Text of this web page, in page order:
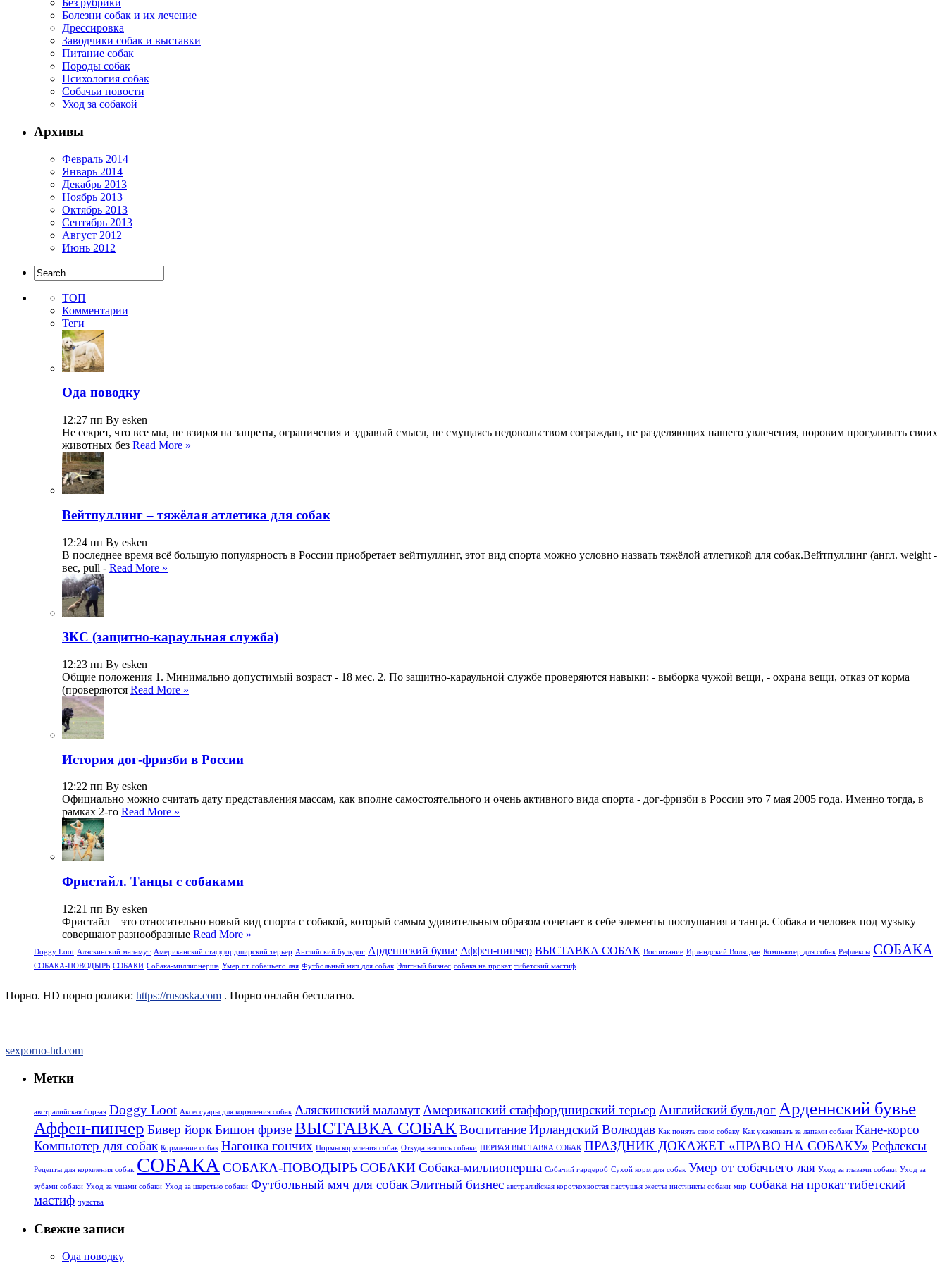
Без рубрики
Болезни собак и их лечение
Дрессировка
Заводчики собак и выставки
Питание собак
Породы собак
Психология собак
Собачьи новости
Уход за собакой
Архивы
Февраль 2014
Январь 2014
Декабрь 2013
Ноябрь 2013
Октябрь 2013
Сентябрь 2013
Август 2012
Июнь 2012
ТОП
Комментарии
Теги
Ода поводку
12:27 пп By esken
Не секрет, что все мы, не взирая на запреты, ограничения и здравый смысл, не смущаясь недовольством сограждан, не разделяющих нашего увлечения, норовим прогуливать своих
животных без Read More »
Вейтпуллинг – тяжёлая атлетика для собак
12:24 пп By esken
В последнее время всё большую популярность в России приобретает вейтпуллинг, этот вид спорта можно условно назвать тяжёлой атлетикой для собак.Вейтпуллинг (англ. weight -
вес, pull - Read More »
ЗКС (защитно-караульная служба)
12:23 пп By esken
Общие положения 1. Минимально допустимый возраст - 18 мес. 2. По защитно-караульной службе проверяются навыки: - выборка чужой вещи, - охрана вещи, отказ от корма
(проверяются Read More »
История дог-фризби в России
12:22 пп By esken
Официально можно считать дату представления массам, как вполне самостоятельного и очень активного вида спорта - дог-фризби в России это 7 мая 2005 года. Именно тогда, в
рамках 2-го Read More »
Фристайл. Танцы с собаками
12:21 пп By esken
Фристайл – это относительно новый вид спорта с собакой, который самым удивительным образом сочетает в себе элементы послушания и танца. Собака и человек под музыку
совершают разнообразные Read More »
Doggy Loot Аляскинский маламут Американский стаффордширский терьер Английский бульдог Арденнский бувье Аффен-пинчер ВЫСТАВКА СОБАК Воспитание Ирландский Волкодав Компьютер для собак Рефлексы СОБАКА
СОБАКА-ПОВОДЫРЬ СОБАКИ Собака-миллионерша Умер от собачьего лая Футбольный мяч для собак Элитный бизнес собака на прокат тибетский мастиф
Порно. HD порно ролики: https://rusoska.com . Порно онлайн бесплатно.
sexporno-hd.com
Метки
aвстралийская борзая Doggy Loot Аксессуары для кормления собак Аляскинский маламутАмериканский стаффордширский терьер Английский бульдог Арденнский бувье
Аффен-пинчер Бивер йоркБишон фризеВЫСТАВКА СОБАК ВоспитаниеИрландский Волкодав Как понять свою собаку Как ухаживать за лапами собаки Кане-корсо
Компьютер для собак Кормление собак Нагонка гончих Нормы кормления собак Откуда взялись собаки ПЕРВАЯ ВЫСТАВКА СОБАК ПРАЗДНИК ДОКАЖЕТ «ПРАВО НА СОБАКУ» Рефлексы
Рецепты для кормления собак СОБАКА СОБАКА-ПОВОДЫРЬСОБАКИ Собака-миллионерша Собачий гардероб Сухой корм для собак Умер от собачьего лая Уход за глазами собаки Уход за
зубами собаки Уход за ушами собаки Уход за шерстью собаки Футбольный мяч для собак Элитный бизнес австралийская короткохвостая пастушья жесты инстинкты собаки мир собака на прокаттибетский
мастиф чувства
Свежие записи
Ода поводку